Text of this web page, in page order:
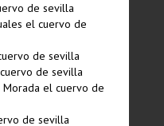
de sevilla
el cuervo de
de sevilla
de sevilla
el cuervo de
de sevilla